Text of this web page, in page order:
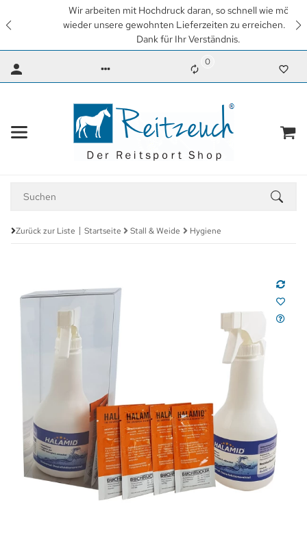
Wir arbeiten mit Hochdruck daran, so schnell wie möglich
wieder unsere gewohnten Lieferzeiten zu erreichen. Vielen
Dank für Ihr Verständnis.
0
Zurück zur Liste Startseite Stall & Weide Hygiene